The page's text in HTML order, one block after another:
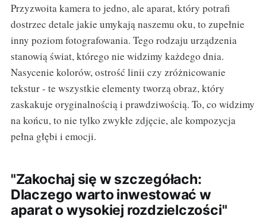
Przyzwoita kamera to jedno, ale aparat, który potrafi
dostrzec detale jakie umykają naszemu oku, to zupełnie
inny poziom fotografowania. Tego rodzaju urządzenia
stanowią świat, którego nie widzimy każdego dnia.
Nasycenie kolorów, ostrość linii czy zróżnicowanie
tekstur - te wszystkie elementy tworzą obraz, który
zaskakuje oryginalnością i prawdziwością. To, co widzimy
na końcu, to nie tylko zwykłe zdjęcie, ale kompozycja
pełna głębi i emocji.
"Zakochaj się w szczegółach:
Dlaczego warto inwestować w
aparat o wysokiej rozdzielczości"